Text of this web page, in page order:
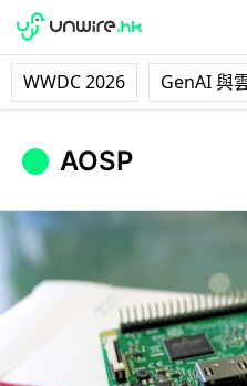
WWDC 2026 GenAI 與
AOSP